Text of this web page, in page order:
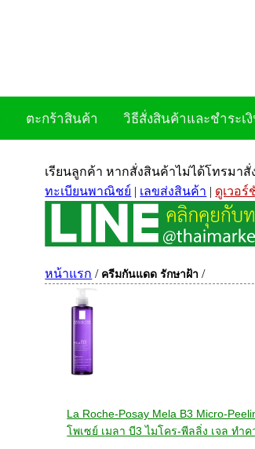
ตะกร้าสินค้า วิธีสั่งสินค้าและชำระเ
เรียนลูกค้า หากสั่งสินค้าไม่ได้โทรมาสั่
ทะเบียนพาณิชย์ | เลขส่งสินค้า | ดูเวอร์
หน้าแรก / ครีมกันแดด รักษาฝ้า /
La Roche-Posay Mela B3 Micro-
โพเซย์ เมลา บี3 ไมโคร-พีลลิ่ง เจล ทำ